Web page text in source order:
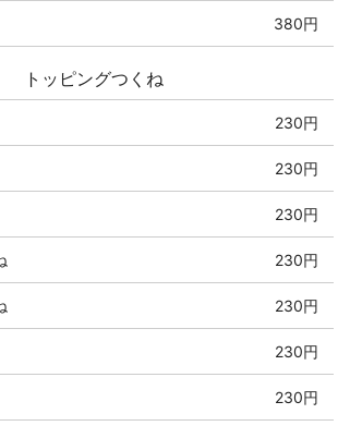
380円
トッピングつくね
230円
230円
230円
230円
230円
230円
230円